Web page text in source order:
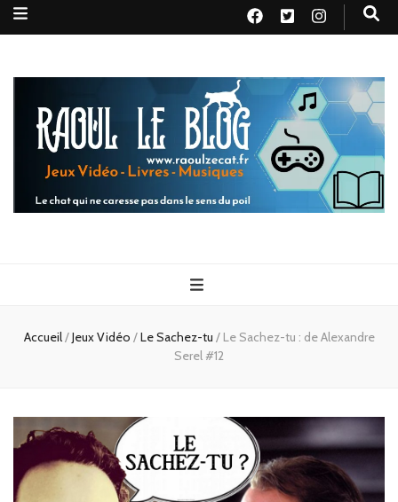
Raoul le
blog
Accueil/Jeux Vidéo /Le Sachez-tu / Le Sachez-tu : de Alexandre
Serel #12